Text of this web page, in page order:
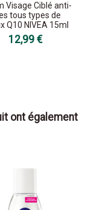
Visage Ciblé anti-
tous types de
Q10 NIVEA 15ml
12,99 €
ont également